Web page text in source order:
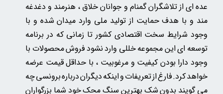
عده ای از تلاشگران گمنام و جوانان خلاق ، هنرمند و دغدغه
مند و با هدف حمایت از تولید ملی وارد میدان شده و با
وجود شرایط سخت اقتصادی کشور تا زمانی که در برنامه
توسعه ای این مجموعه خللی وارد نشود فروش محصولات با
وجود دارا بودن کیفیت و مرغوبیت ، با حداقل قیمت عرضه
خواهد کرد. فارغ از تعریفات و اینکه دیگران درباره برونسی چه
می گویند بدون شک بهترین سنگ محک خود شما بزرگواران